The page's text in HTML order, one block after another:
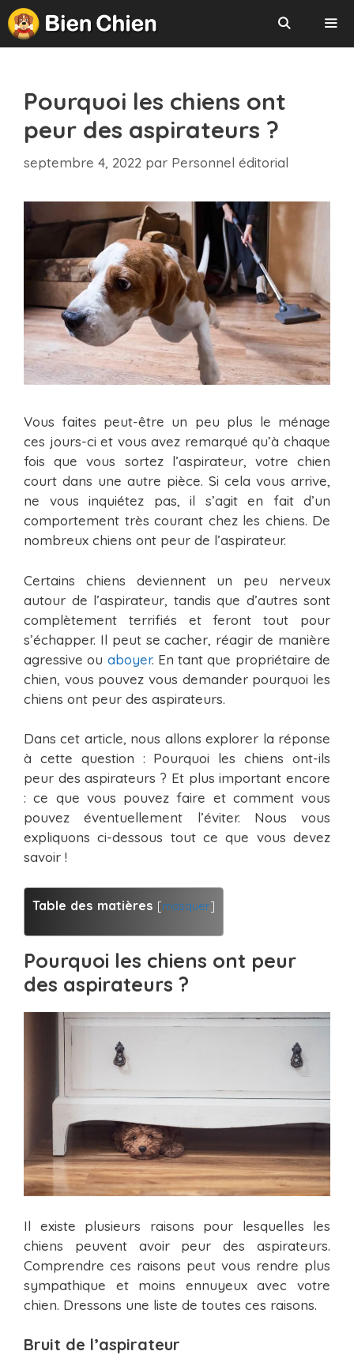
Aller
au
contenu
Pourquoi les chiens ont
peur des aspirateurs ?
septembre 4, 2022 par Personnel éditorial
Vous faites peut-être un peu plus le ménage
ces jours-ci et vous avez remarqué qu’à chaque
fois que vous sortez l’aspirateur, votre chien
court dans une autre pièce. Si cela vous arrive,
ne vous inquiétez pas, il s’agit en fait d’un
comportement très courant chez les chiens. De
nombreux chiens ont peur de l’aspirateur.
Certains chiens deviennent un peu nerveux
autour de l’aspirateur, tandis que d’autres sont
complètement terrifiés et feront tout pour
s’échapper. Il peut se cacher, réagir de manière
agressive ou aboyer. En tant que propriétaire de
chien, vous pouvez vous demander pourquoi les
chiens ont peur des aspirateurs.
Dans cet article, nous allons explorer la réponse
à cette question : Pourquoi les chiens ont-ils
peur des aspirateurs ? Et plus important encore
: ce que vous pouvez faire et comment vous
pouvez éventuellement l’éviter. Nous vous
expliquons ci-dessous tout ce que vous devez
savoir !
Table des matières [masquer]
Pourquoi les chiens ont peur
des aspirateurs ?
Il existe plusieurs raisons pour lesquelles les
chiens peuvent avoir peur des aspirateurs.
Comprendre ces raisons peut vous rendre plus
sympathique et moins ennuyeux avec votre
chien. Dressons une liste de toutes ces raisons.
Bruit de l’aspirateur